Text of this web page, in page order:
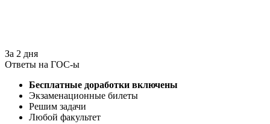
За 2 дня
Ответы на ГОС-ы
Бесплатные доработки включены
Экзаменационные билеты
Решим задачи
Любой факультет